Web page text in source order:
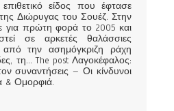
επιθετικό είδος που έφτασε
Διώρυγας του Σουέζ. Στην
για πρώτη φορά το 2005 και
σε αρκετές θαλάσσιες
από την ασημόγκριζη ράχη
τη... The post Λαγοκέφαλος:
συναντήσεις – Οι κίνδυνοι
& Ομορφιά.